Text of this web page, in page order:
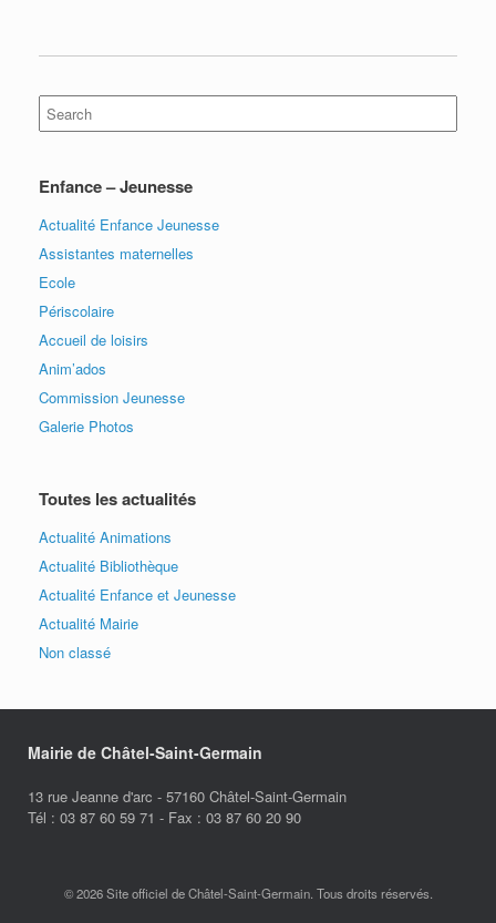
Search
for:
Enfance – Jeunesse
Actualité Enfance Jeunesse
Assistantes maternelles
Ecole
Périscolaire
Accueil de loisirs
Anim’ados
Commission Jeunesse
Galerie Photos
Toutes les actualités
Actualité Animations
Actualité Bibliothèque
Actualité Enfance et Jeunesse
Actualité Mairie
Non classé
Mairie de Châtel-Saint-Germain
13 rue Jeanne d'arc - 57160 Châtel-Saint-Germain
Tél : 03 87 60 59 71 - Fax : 03 87 60 20 90
© 2026 Site officiel de Châtel-Saint-Germain. Tous droits réservés.